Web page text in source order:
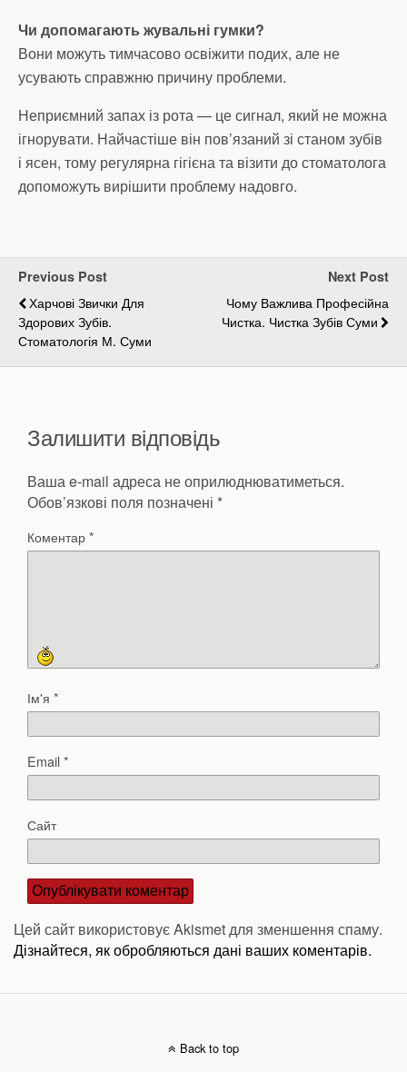
Чи допомагають жувальні гумки?
Вони можуть тимчасово освіжити подих, але не
усувають справжню причину проблеми.
Неприємний запах із рота — це сигнал, який не можна
ігнорувати. Найчастіше він пов’язаний зі станом зубів
і ясен, тому регулярна гігієна та візити до стоматолога
допоможуть вирішити проблему надовго.
Previous Post
Харчові Звички Для
Здорових Зубів.
Стоматологія М. Суми
Next Post
Чому Важлива Професійна
Чистка. Чистка Зубів Суми
Залишити відповідь
Ваша e-mail адреса не оприлюднюватиметься.
Обов’язкові поля позначені *
Коментар*
Ім'я *
Email*
Сайт
Цей сайт використовує Akismet для зменшення спаму.
Дізнайтеся, як обробляються дані ваших коментарів.
Back to top